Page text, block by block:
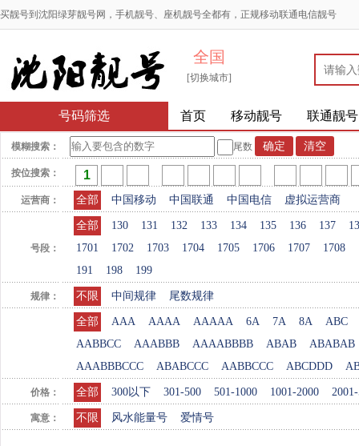
买靓号到沈阳绿芽靓号网，手机靓号、座机靓号全都有，正规移动联通电信靓号
全国
[切换城市]
号码筛选 首页 移动靓号 联通靓号
模糊搜索： 尾数
按位搜索：
运营商： 全部 中国移动 中国联通 中国电信 虚拟运营商
号段：
全部 130 131 132 133 134 135 136 137
1701
1702 1703 1704 1705 1706 1707 1708
191
198 199
规律： 不限 中间规律 尾数规律
全部 AAA AAAA AAAAA 6A 7A 8A
ABC
AABBCC
AAABBB AAAABBBB ABAB
ABABAB
AAABBBCCC
ABABCCC AABBCCC ABCDDD
价格： 全部 300以下 301-500 501-1000 1001-2000
寓意： 不限 风水能量号 爱情号